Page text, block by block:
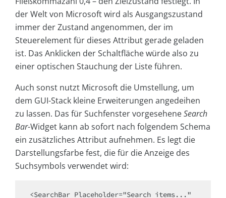
der Welt von Microsoft wird als Ausgangszustand
immer der Zustand angenommen, der im
Steuerelement für dieses Attribut gerade geladen
ist. Das Anklicken der Schaltfläche würde also zu
einer optischen Stauchung der Liste führen.
Auch sonst nutzt Microsoft die Umstellung, um
dem GUI-Stack kleine Erweiterungen angedeihen
zu lassen. Das für Suchfenster vorgeseheneSearch
Bar-Widget kann ab sofort nach folgendem Schema
ein zusätzliches Attribut aufnehmen. Es legt die
Darstellungsfarbe fest, die für die Anzeige des
Suchsymbols verwendet wird:
<SearchBar Placeholder="Search items..."